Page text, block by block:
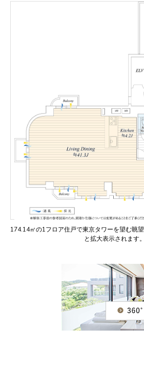
174.14㎡の1フロア住戸で東京タワーを望む眺望
と拡大表示されます。